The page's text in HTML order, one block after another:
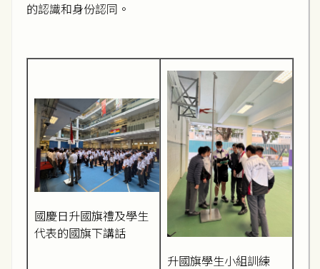
的認識和身份認同。
國慶日升國旗禮及學生
代表的國旗下講話
升國旗學生小組訓練